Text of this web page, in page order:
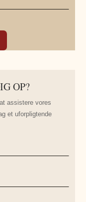
OP?
assistere vores
et uforpligtende